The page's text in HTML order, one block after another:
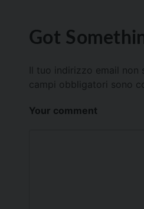
Got
Il tuo indirizzo email non
campi obbligatori sono
Your comment